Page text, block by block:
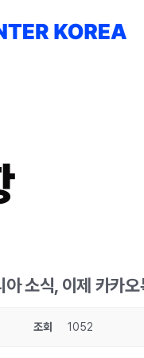
아 소식, 이제 카카
조회 1052